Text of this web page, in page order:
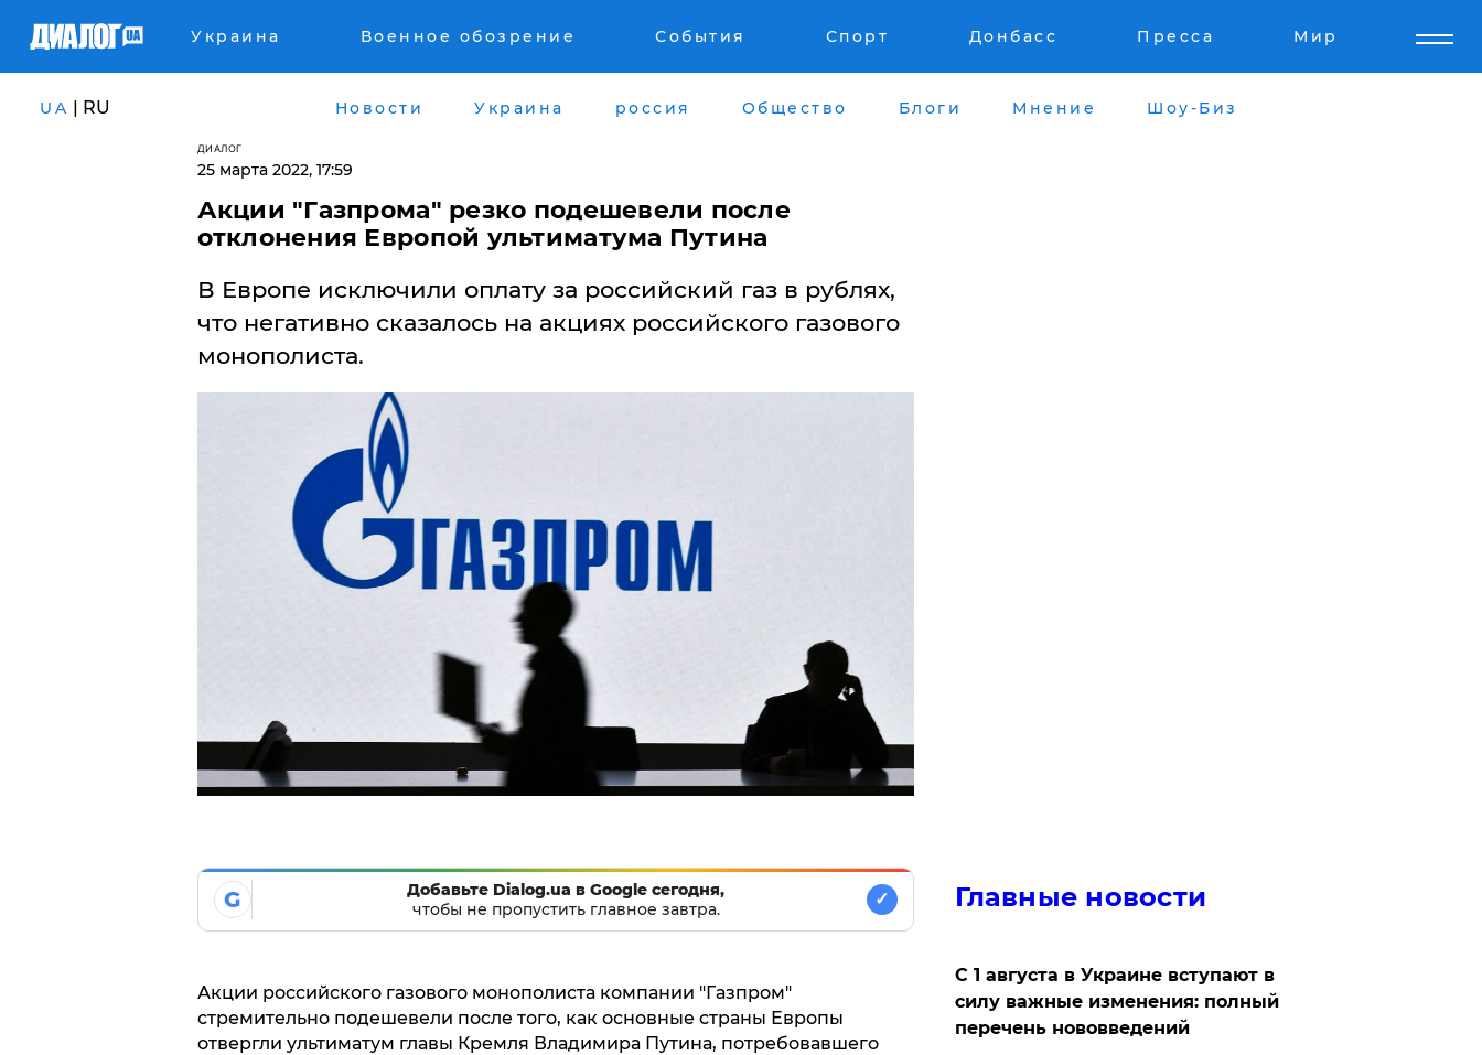
Украина Военное обозрение События Спорт Донбасс Пресса Мир
UA | RU Новости Украина россия Общество Блоги Мнение Шоу-Биз
ДИАЛОГ
25 марта 2022, 17:59
Акции "Газпрома" резко подешевели после
отклонения Европой ультиматума Путина
В Европе исключили оплату за российский газ в рублях,
что негативно сказалось на акциях российского газового
монополиста.
G
Добавьте Dialog.ua в Google сегодня,
чтобы не пропустить главное завтра.
✓
Акции российского газового монополиста компании "Газпром"
стремительно подешевели после того, как основные страны Европы
отвергли ультиматум главы Кремля Владимира Путина, потребовавшего
Главные новости
С 1 августа в Украине вступают в
силу важные изменения: полный
перечень нововведений